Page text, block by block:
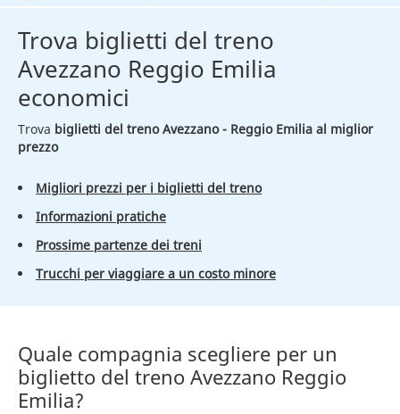
Trova biglietti del treno
Avezzano Reggio Emilia
economici
Trova biglietti del treno Avezzano - Reggio Emilia al miglior
prezzo
Migliori prezzi per i biglietti del treno
Informazioni pratiche
Prossime partenze dei treni
Trucchi per viaggiare a un costo minore
Quale compagnia scegliere per un
biglietto del treno Avezzano Reggio
Emilia?